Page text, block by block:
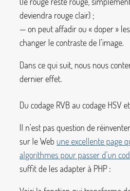
deviendra rouge clair) ;
— on peut affadir ou « doper»
changer le contraste de l’image.
Dans ce qui suit, nous nous
dernier effet.
Du codage RVB au codage HSV
Il n’est pas question de
sur le Web une excellente page
algorithmes pour passer d’un
suffit de les adapter à PHP :